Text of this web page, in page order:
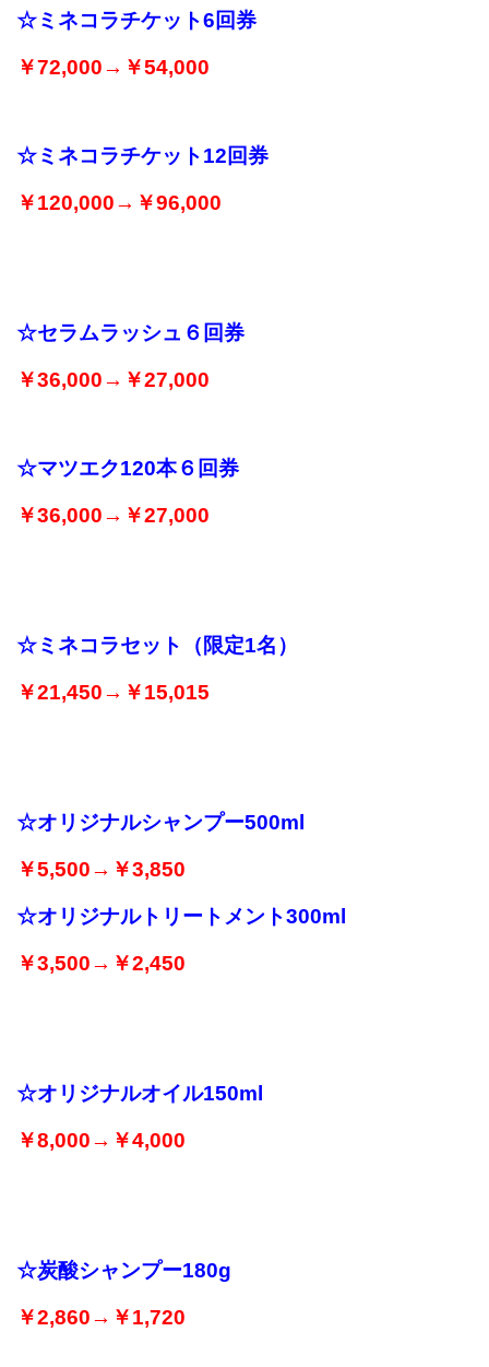
☆ミネコラチケット6回券
￥72,000→￥54,000
☆ミネコラチケット12回券
￥120,000→￥96,000
☆セラムラッシュ６回券
￥36,000→￥27,000
☆マツエク120本６回券
￥36,000→￥27,000
☆ミネコラセット（限定1名）
￥21,450→￥15,015
☆オリジナルシャンプー500ml
￥5,500→￥3,850
☆オリジナルトリートメント300ml
￥3,500→￥2,450
☆オリジナルオイル150ml
￥8,000→￥4,000
☆炭酸シャンプー180g
￥2,860→￥1,720